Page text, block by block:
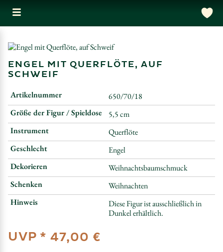
ENGEL MIT QUERFLÖTE, AUF
SCHWEIF
Artikelnummer
650/70/18
Größe der Figur / Spieldose
5,5 cm
Instrument
Querflöte
Geschlecht
Engel
Dekorieren
Weihnachtsbaumschmuck
Schenken
Weihnachten
Hinweis
Diese Figur ist ausschließlich in
Dunkel erhältlich.
UVP * 47,00 €